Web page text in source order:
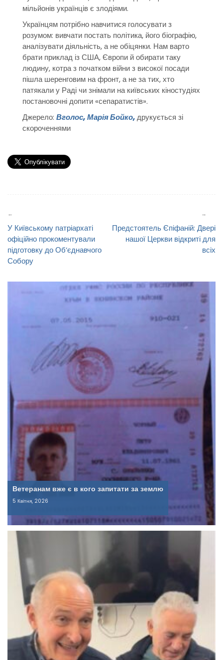
мільйонів українців є злодіями.
Українцям потрібно навчитися голосувати з
розумом: вивчати постать політика, його біографію,
аналізувати діяльність, а не обіцянки. Нам варто
брати приклад із США, Європи й обирати таку
людину, котра з початком війни з високої посади
пішла шеренговим на фронт, а не за тих, хто
патякали у Раді чи знімали на київських кіностудіях
постановочні допити «сепаратистів».
Джерело: Вголос, Марія Бойко,друкується зі
скороченнями
У Київському патріархаті
офіційно прокоментували
підготовку до Об’єднавчого
Собору
Предстоятель Єпіфаній: Двері
нашої Церкви відкриті для
всіх
Ветеранам вже є в кого запитати за землю
5 Квітня, 2026